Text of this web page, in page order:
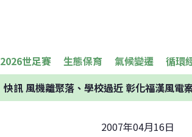
2026世足賽 生態保育 氣候變遷 循環
快訊風機離聚落、學校過近 彰化福漢風電
2007年04月16日